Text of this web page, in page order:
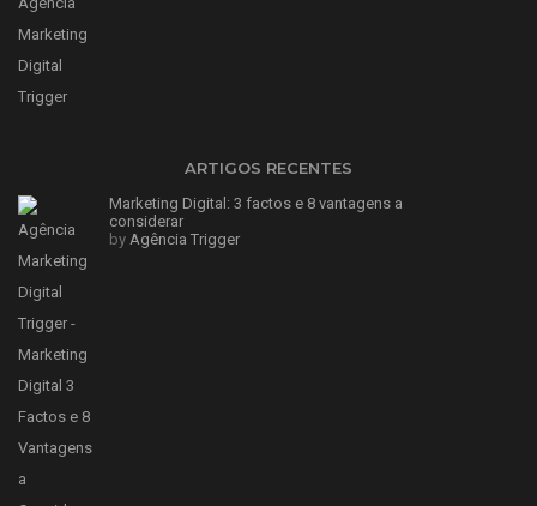
ARTIGOS RECENTES
Marketing Digital: 3 factos e 8 vantagens a
considerar
by Agência Trigger